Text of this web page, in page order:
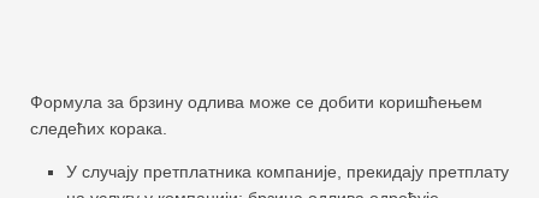
Формула за брзину одлива може се добити коришћењем
следећих корака.
У случају претплатника компаније, прекидају претплату